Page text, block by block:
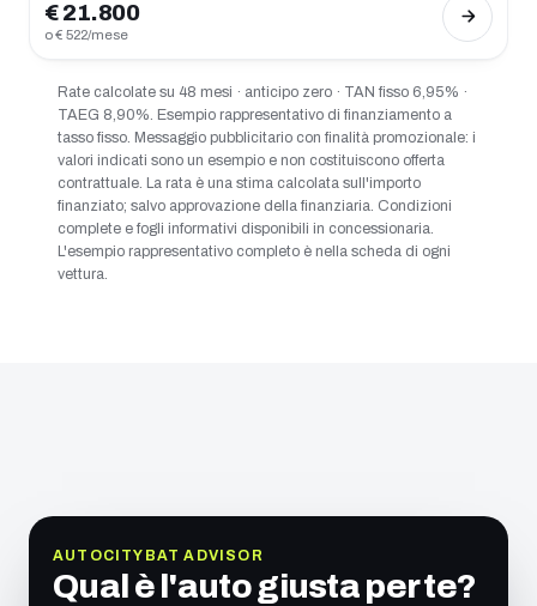
€ 21.800
o € 522/mese
Rate calcolate su 48 mesi · anticipo zero · TAN fisso 6,95% ·
TAEG 8,90%. Esempio rappresentativo di finanziamento a
tasso fisso. Messaggio pubblicitario con finalità promozionale: i
valori indicati sono un esempio e non costituiscono offerta
contrattuale. La rata è una stima calcolata sull'importo
finanziato; salvo approvazione della finanziaria. Condizioni
complete e fogli informativi disponibili in concessionaria.
L'esempio rappresentativo completo è nella scheda di ogni
vettura.
AUTOCITYBAT ADVISOR
Qual è l'auto giusta per te?